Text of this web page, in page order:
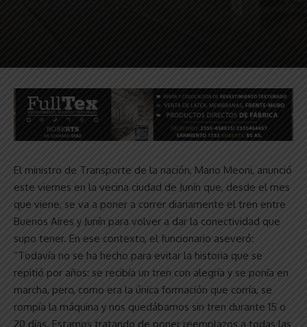
El ministro de Transporte de la nación, Mario Meoni, anunció
este viernes en la vecina ciudad de Junín que, desde el mes
que viene, se va a poner a correr diariamente el tren entre
Buenos Aires y Junín para volver a dar la conectividad que
supo tener. En ese contexto, el funcionario aseveró:
“Todavía no se ha hecho para evitar la historia que se
repitió por años: se recibía un tren con alegría y se ponía en
marcha, pero, como era la única formación que corría, se
rompía la máquina y nos quedábamos sin tren durante 15 o
20 días. Estamos tratando de poner reemplazos a todas las